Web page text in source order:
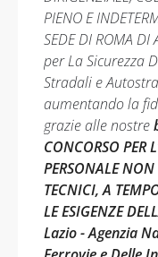
PIENO E
SEDE DI ROMA
per La Sicurezza
Stradali e
aumentando la
grazie alle nostre
CONCORSO PER
PERSONALE
TECNICI, A
LE ESIGENZE
Lazio - Agenzia